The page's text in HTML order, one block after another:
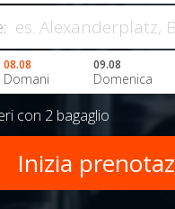
08.08
Domani
09.08
Domenica
con 2 bagaglio